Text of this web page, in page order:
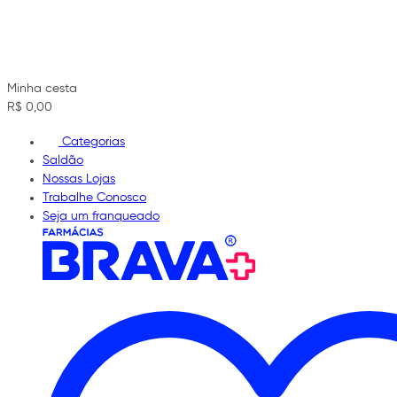
Minha cesta
R$ 0,00
Categorias
Saldão
Nossas Lojas
Trabalhe Conosco
Seja um franqueado